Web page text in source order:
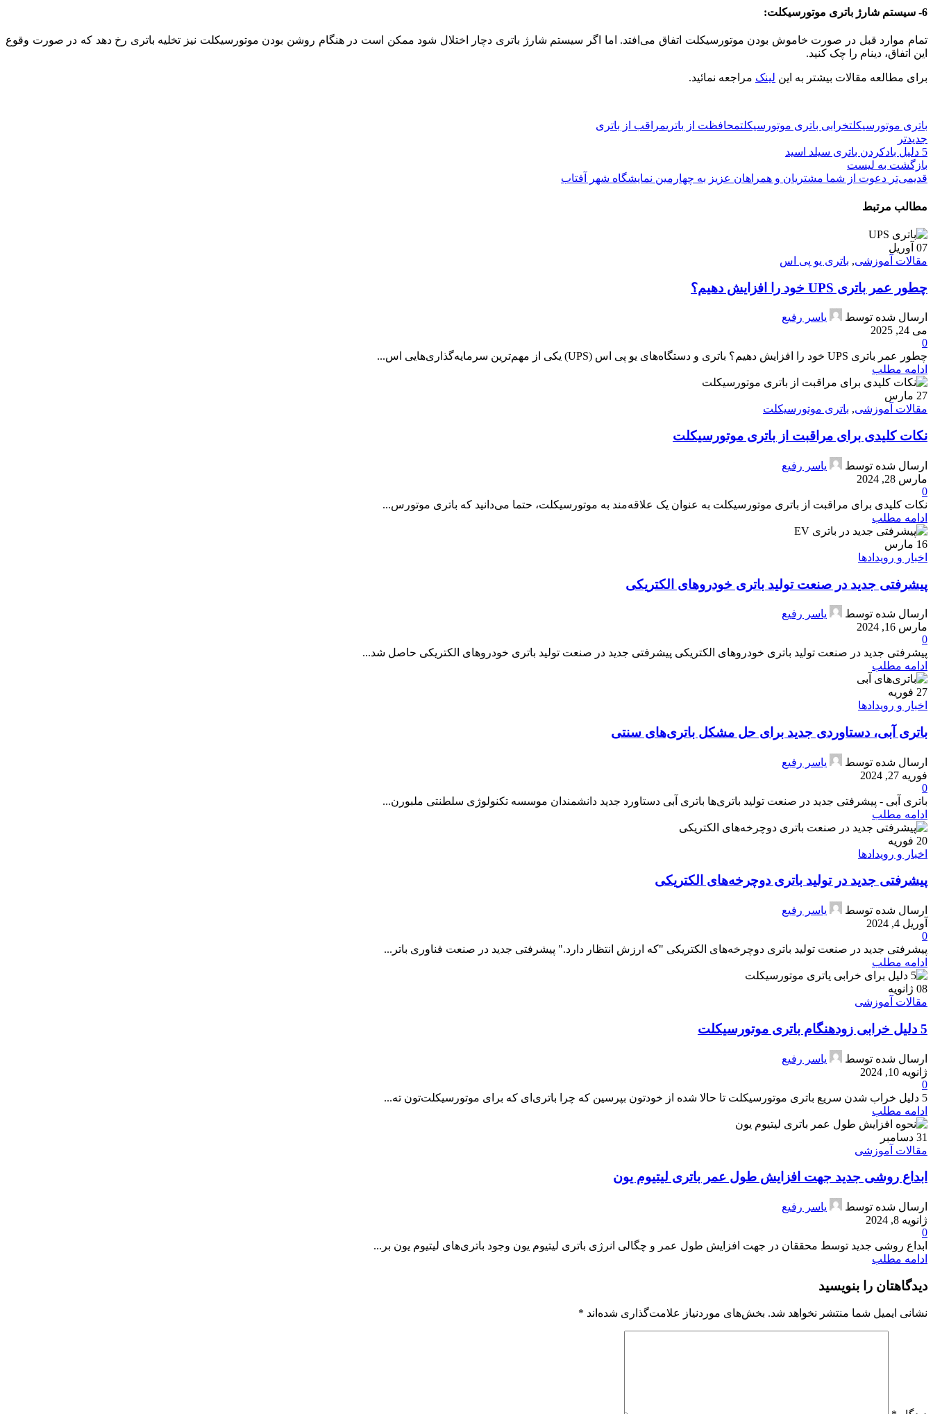
6- سیستم شارژ باتری موتورسیکلت:
تمام موارد قبل در صورت خاموش بودن موتورسیکلت اتفاق می‌افتد. اما اگر سیستم شارژ باتری دچار اختلال شود ممکن است در هنگام روشن بودن موتورسیکلت نیز تخلیه باتری رخ دهد که در صورت وقوع
این اتفاق، دینام را چک کنید.
برای مطالعه مقالات بیشتر به این لینک مراجعه نمائید.
باتری موتورسیکلتخرابی باتری موتورسیکلتمحافظت از باتریمراقب از باتری
جدیدتر
5 دلیل بادکردن باتری سیلد اسید
بازگشت به لیست
قدیمی‌تر دعوت از شما مشتریان و همراهان عزیز به چهارمین نمایشگاه شهر آفتاب
مطالب مرتبط
07 آوریل
مقالات آموزشی, باتری یو پی اس
چطور عمر باتری UPS خود را افزایش دهیم؟
ارسال شده توسط
یاسر رفیع
می 24, 2025
0
چطور عمر باتری UPS خود را افزایش دهیم؟ باتری و دستگاه‌های یو پی اس (UPS) یکی از مهم‌ترین سرمایه‌گذاری‌هایی اس...
ادامه مطلب
27 مارس
مقالات آموزشی, باتری موتورسیکلت
نکات کلیدی برای مراقبت از باتری موتورسیکلت
ارسال شده توسط
یاسر رفیع
مارس 28, 2024
0
نکات کلیدی برای مراقبت از باتری موتورسیکلت به عنوان یک علاقه‌مند به موتورسیکلت، حتما می‌دانید که باتری موتورس...
ادامه مطلب
16 مارس
اخبار و رویدادها
پیشرفتی جدید در صنعت تولید باتری خودروهای الکتریکی
ارسال شده توسط
یاسر رفیع
مارس 16, 2024
0
پیشرفتی جدید در صنعت تولید باتری خودروهای الکتریکی پیشرفتی جدید در صنعت تولید باتری خودروهای الکتریکی حاصل شد...
ادامه مطلب
27 فوریه
اخبار و رویدادها
باتری آبی، دستاوردی جدید برای حل مشکل باتری‌های سنتی
ارسال شده توسط
یاسر رفیع
فوریه 27, 2024
0
باتری آبی - پیشرفتی جدید در صنعت تولید باتری‌ها باتری آبی دستاورد جدید دانشمندان موسسه تکنولوژی سلطنتی ملبورن...
ادامه مطلب
20 فوریه
اخبار و رویدادها
پیشرفتی جدید در تولید باتری‌ دوچرخه‌های الکتریکی
ارسال شده توسط
یاسر رفیع
آوریل 4, 2024
0
پیشرفتی جدید در صنعت تولید باتری‌ دوچرخه‌های الکتریکی "که ارزش انتظار دارد." پیشرفتی جدید در صنعت فناوری باتر...
ادامه مطلب
08 ژانویه
مقالات آموزشی
5 دلیل خرابی زودهنگام باتری موتورسیکلت
ارسال شده توسط
یاسر رفیع
ژانویه 10, 2024
0
5 دلیل خراب شدن سریع باتری موتورسیکلت تا حالا شده از خودتون بپرسین که چرا باتری‌ای که برای موتورسیکلت‌‌تون ته...
ادامه مطلب
31 دسامبر
مقالات آموزشی
ابداع روشی جدید جهت افزایش طول عمر باتری لیتیوم یون
ارسال شده توسط
یاسر رفیع
ژانویه 8, 2024
0
ابداع روشی جدید توسط محققان در جهت افزایش طول عمر و چگالی انرژی باتری لیتیوم یون وجود باتری‌های لیتیوم یون بر...
ادامه مطلب
دیدگاهتان را بنویسید
نشانی ایمیل شما منتشر نخواهد شد. بخش‌های موردنیاز علامت‌گذاری شده‌اند *